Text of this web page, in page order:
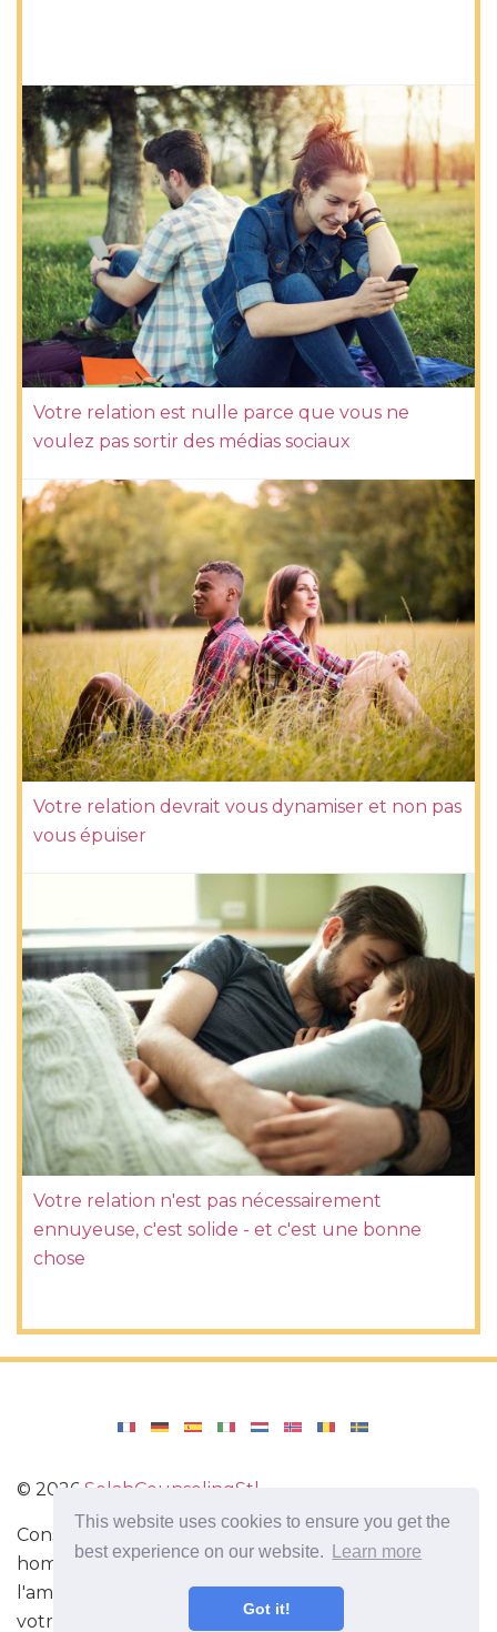
This website uses cookies to ensure you get the
best experience on our website.
Learn more
Got it!
Votre relation est nulle parce que vous ne
voulez pas sortir des médias sociaux
Votre relation devrait vous dynamiser et non pas
vous épuiser
Votre relation n'est pas nécessairement
ennuyeuse, c'est solide - et c'est une bonne
chose
© 2026 SelahCounselingStl
Conseils utiles pour améliorer la relation entre un
homme et une femme. Informations utiles sur
l'amour. Comment flirter Comment comprendre
votre femme ou votre homme.